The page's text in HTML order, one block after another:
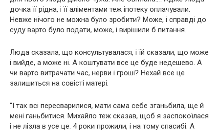
дочка її рідна, і її аліментами теж іпотеку оплачували.
Невже нічого не можна було зробити? Може, і справді до
суду варто було подати, може, і вирішили б питання.
Люда сказала, що консультувалася, і їй сказали, що може
і вийде, а може ні. А коштувати все це буде недешево. А
чи варто витрачати час, нерви і гроші? Нехай все це
залишиться на совісті матері.
“І так всі пересварилися, мати сама себе зганьбила, ще й
мені ганьбитися. Михайло теж сказав, щоб я заспокоїлася
і не лізла в усе це. 4 роки прожили, і на тому спасибі. А